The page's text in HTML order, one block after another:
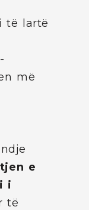
të lartë
më
e
i
të